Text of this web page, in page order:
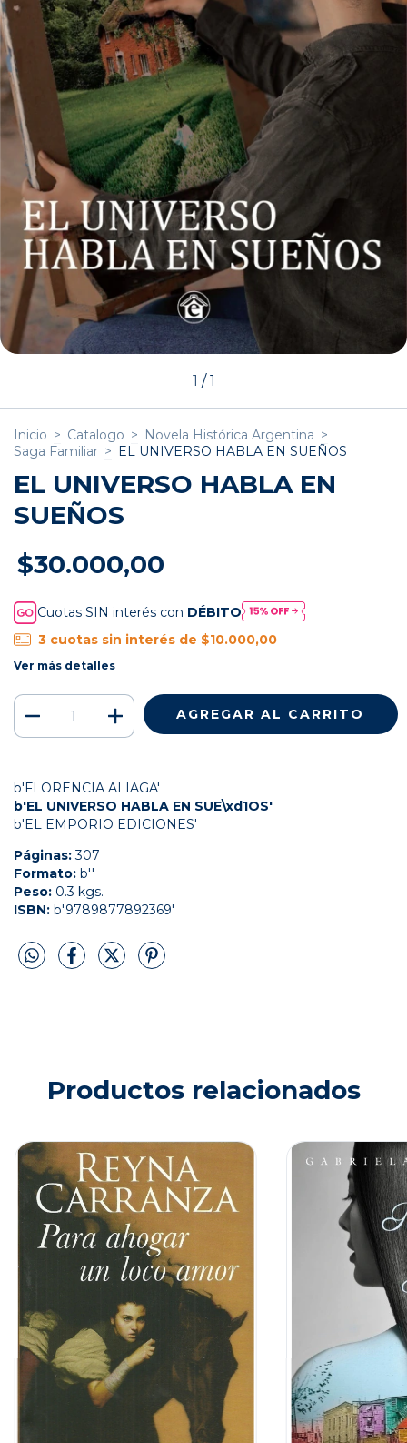
1 /1
Inicio > Catalogo > Novela Histórica Argentina >
Saga Familiar > EL UNIVERSO HABLA EN SUEÑOS
EL UNIVERSO HABLA EN
SUEÑOS
$30.000,00
Cuotas SIN interés con DÉBITO
3 cuotas sin interés de $10.000,00
Ver más detalles
b'FLORENCIA ALIAGA'
b'EL UNIVERSO HABLA EN SUE\xd1OS'
b'EL EMPORIO EDICIONES'
Páginas:307
Formato: b''
Peso: 0.3 kgs.
ISBN: b'9789877892369'
Productos relacionados